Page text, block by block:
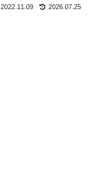
2022.11.09 2026.07.25